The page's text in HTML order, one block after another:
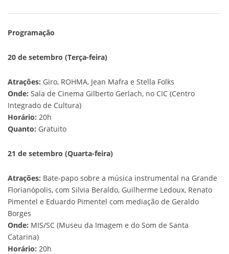
Programação
20 de setembro (Terça-feira)
Atrações: Giro, ROHMA, Jean Mafra e Stella Folks
Onde: Sala de Cinema Gilberto Gerlach, no CIC (Centro
Integrado de Cultura)
Horário: 20h
Quanto: Gratuito
21 de setembro (Quarta-feira)
Atrações: Bate-papo sobre a música instrumental na Grande
Florianópolis, com Silvia Beraldo, Guilherme Ledoux, Renato
Pimentel e Eduardo Pimentel com mediação de Geraldo
Borges
Onde: MIS/SC (Museu da Imagem e do Som de Santa
Catarina)
Horário: 20h